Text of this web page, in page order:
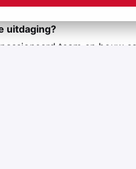
uitdaging?
team en bouw